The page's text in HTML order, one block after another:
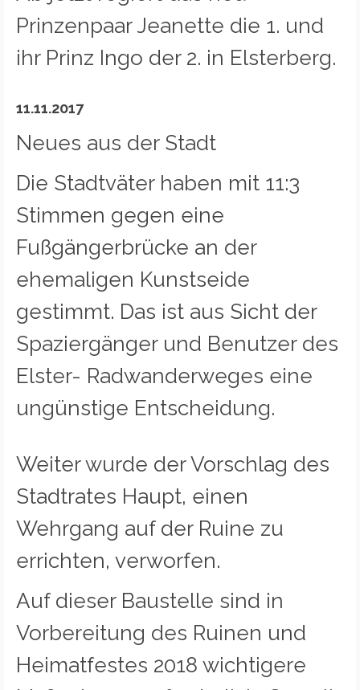
Prinzenpaar Jeanette die 1. und
ihr Prinz Ingo der 2. in Elsterberg.
11.11.2017
Neues aus der Stadt
Die Stadtväter haben mit 11:3
Stimmen gegen eine
Fußgängerbrücke an der
ehemaligen Kunstseide
gestimmt. Das ist aus Sicht der
Spaziergänger und Benutzer des
Elster- Radwanderweges eine
ungünstige Entscheidung.
Weiter wurde der Vorschlag des
Stadtrates Haupt, einen
Wehrgang auf der Ruine zu
errichten, verworfen.
Auf dieser Baustelle sind in
Vorbereitung des Ruinen und
Heimatfestes 2018 wichtigere